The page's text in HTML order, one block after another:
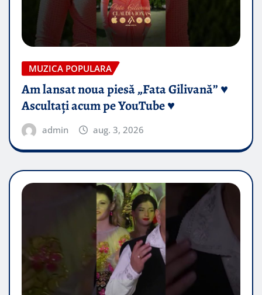
MUZICA POPULARA
Am lansat noua piesă „Fata Gilivană” ♥️
Ascultați acum pe YouTube ♥️
admin aug. 3, 2026